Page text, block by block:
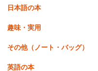
日本語の本
趣味・実用
その他（ノート・バッグ）
英語の本